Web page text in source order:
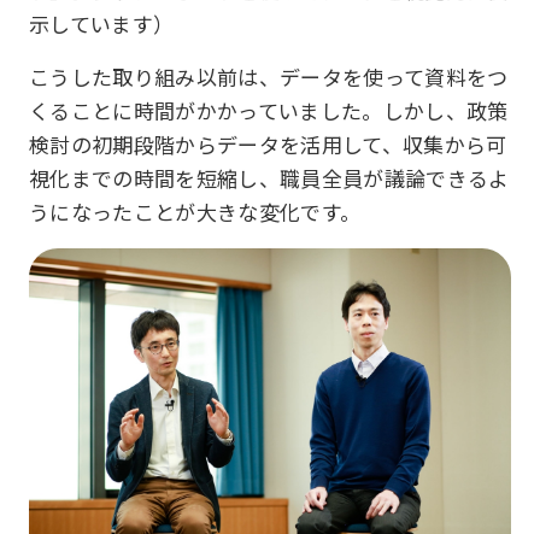
示しています）
こうした取り組み以前は、データを使って資料をつ
くることに時間がかかっていました。しかし、政策
検討の初期段階からデータを活用して、収集から可
視化までの時間を短縮し、職員全員が議論できるよ
うになったことが大きな変化です。